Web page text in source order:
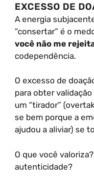
EXCESSO DE
A energia
“consertar” é o
você não me
codependência.
O excesso de
para obter
um “tirador”
se bem porque a
ajudou a aliviar) se
O que você
autenticidade?